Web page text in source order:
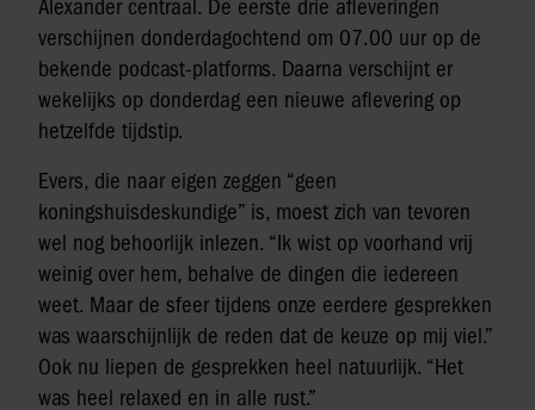
Alexander centraal. De eerste drie afleveringen
verschijnen donderdagochtend om 07.00 uur op de
bekende podcast-platforms. Daarna verschijnt er
wekelijks op donderdag een nieuwe aflevering op
hetzelfde tijdstip.
Evers, die naar eigen zeggen “geen
koningshuisdeskundige” is, moest zich van tevoren
wel nog behoorlijk inlezen. “Ik wist op voorhand vrij
weinig over hem, behalve de dingen die iedereen
weet. Maar de sfeer tijdens onze eerdere gesprekken
was waarschijnlijk de reden dat de keuze op mij viel.”
Ook nu liepen de gesprekken heel natuurlijk. “Het
was heel relaxed en in alle rust.”